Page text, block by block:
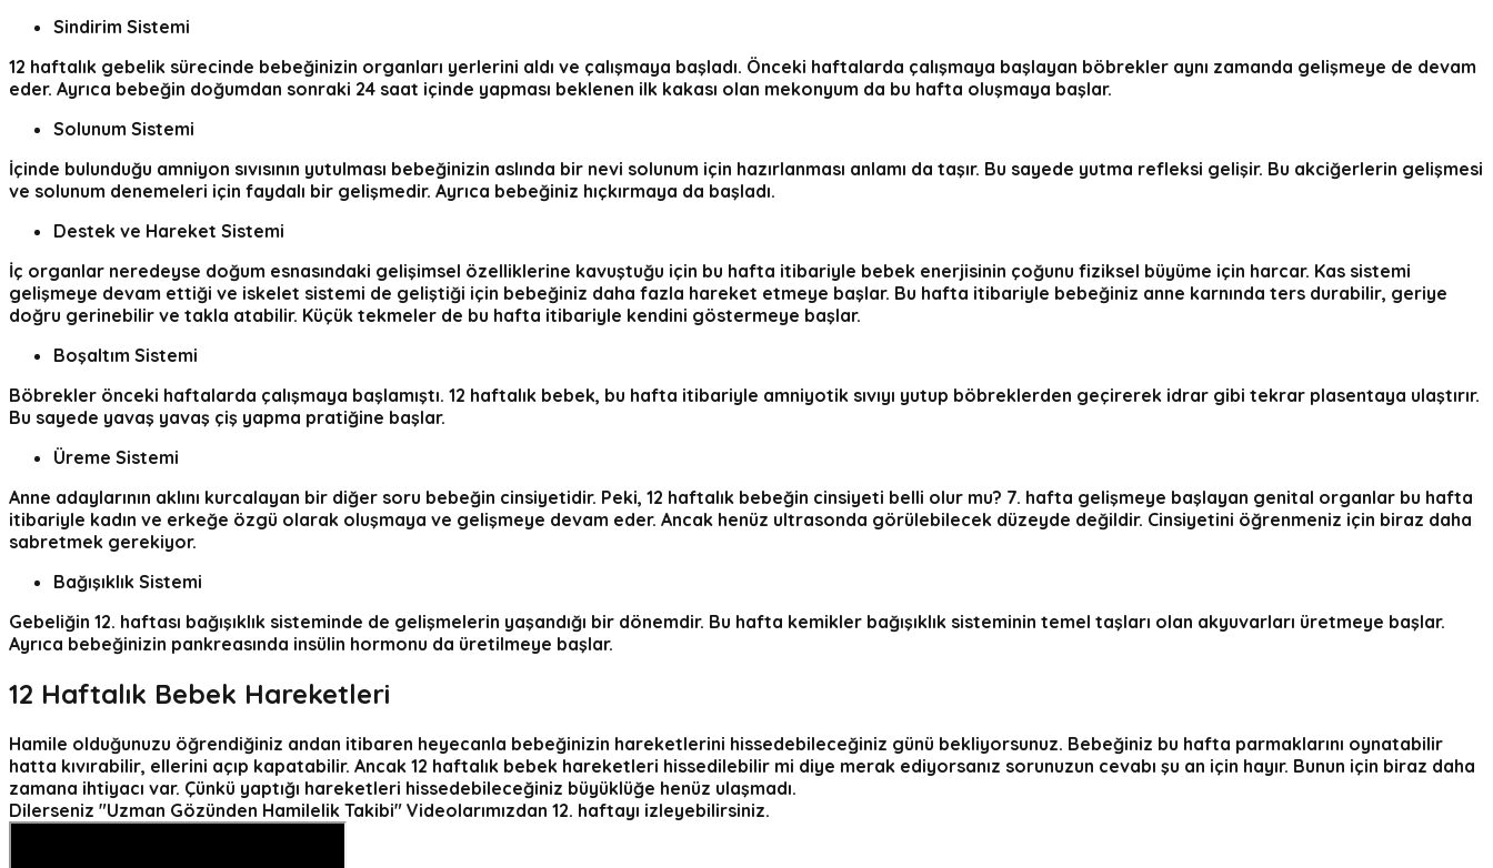
Sindirim Sistemi
12 haftalık gebelik sürecinde bebeğinizin organları yerlerini aldı ve çalışmaya başladı. Önceki haftalarda çalışmaya başlayan böbrekler aynı zamanda gelişmeye de devam
eder. Ayrıca bebeğin doğumdan sonraki 24 saat içinde yapması beklenen ilk kakası olan mekonyum da bu hafta oluşmaya başlar.
Solunum Sistemi
İçinde bulunduğu amniyon sıvısının yutulması bebeğinizin aslında bir nevi solunum için hazırlanması anlamı da taşır. Bu sayede yutma refleksi gelişir. Bu akciğerlerin gelişmesi
ve solunum denemeleri için faydalı bir gelişmedir. Ayrıca bebeğiniz hıçkırmaya da başladı.
Destek ve Hareket Sistemi
İç organlar neredeyse doğum esnasındaki gelişimsel özelliklerine kavuştuğu için bu hafta itibariyle bebek enerjisinin çoğunu fiziksel büyüme için harcar. Kas sistemi
gelişmeye devam ettiği ve iskelet sistemi de geliştiği için bebeğiniz daha fazla hareket etmeye başlar. Bu hafta itibariyle bebeğiniz anne karnında ters durabilir, geriye
doğru gerinebilir ve takla atabilir. Küçük tekmeler de bu hafta itibariyle kendini göstermeye başlar.
Boşaltım Sistemi
Böbrekler önceki haftalarda çalışmaya başlamıştı. 12 haftalık bebek, bu hafta itibariyle amniyotik sıvıyı yutup böbreklerden geçirerek idrar gibi tekrar plasentaya ulaştırır.
Bu sayede yavaş yavaş çiş yapma pratiğine başlar.
Üreme Sistemi
Anne adaylarının aklını kurcalayan bir diğer soru bebeğin cinsiyetidir. Peki, 12 haftalık bebeğin cinsiyeti belli olur mu? 7. hafta gelişmeye başlayan genital organlar bu hafta
itibariyle kadın ve erkeğe özgü olarak oluşmaya ve gelişmeye devam eder. Ancak henüz ultrasonda görülebilecek düzeyde değildir. Cinsiyetini öğrenmeniz için biraz daha
sabretmek gerekiyor.
Bağışıklık Sistemi
Gebeliğin 12. haftası bağışıklık sisteminde de gelişmelerin yaşandığı bir dönemdir. Bu hafta kemikler bağışıklık sisteminin temel taşları olan akyuvarları üretmeye başlar.
Ayrıca bebeğinizin pankreasında insülin hormonu da üretilmeye başlar.
12 Haftalık Bebek Hareketleri
Hamile olduğunuzu öğrendiğiniz andan itibaren heyecanla bebeğinizin hareketlerini hissedebileceğiniz günü bekliyorsunuz. Bebeğiniz bu hafta parmaklarını oynatabilir
hatta kıvırabilir, ellerini açıp kapatabilir. Ancak 12 haftalık bebek hareketleri hissedilebilir mi diye merak ediyorsanız sorunuzun cevabı şu an için hayır. Bunun için biraz daha
zamana ihtiyacı var. Çünkü yaptığı hareketleri hissedebileceğiniz büyüklüğe henüz ulaşmadı.
Dilerseniz "Uzman Gözünden Hamilelik Takibi" Videolarımızdan 12. haftayı izleyebilirsiniz.